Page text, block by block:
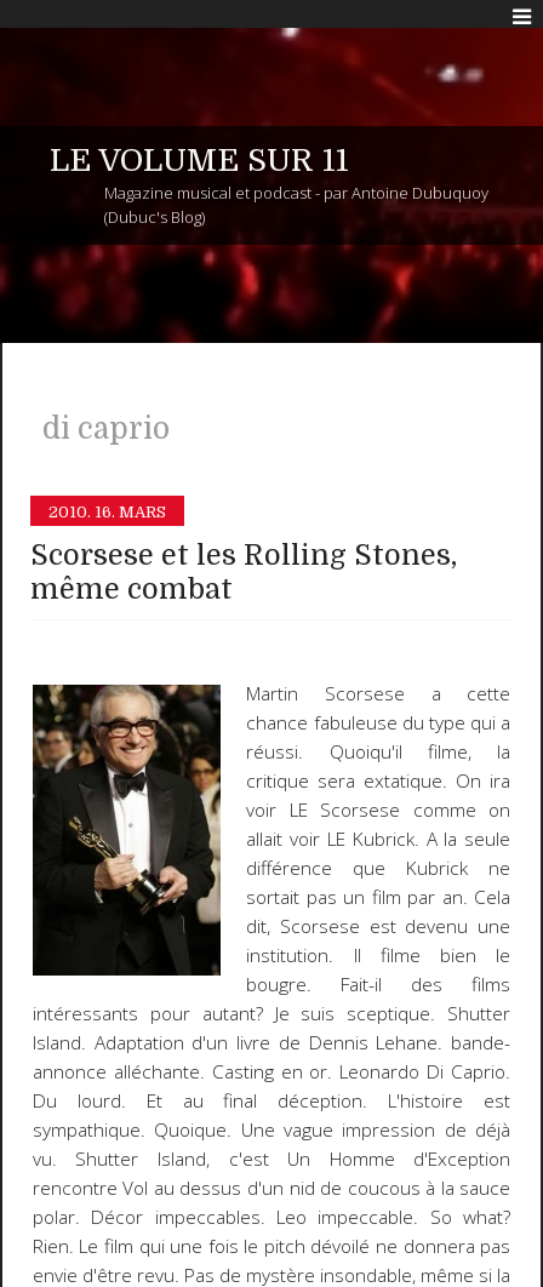
LE VOLUME SUR 11
Magazine musical et podcast - par Antoine Dubuquoy
(Dubuc's Blog)
di caprio
2010. 16. MARS
Scorsese et les Rolling Stones,
même combat
Martin Scorsese a cette
chance fabuleuse du type qui a
réussi. Quoiqu'il filme, la
critique sera extatique. On ira
voir LE Scorsese comme on
allait voir LE Kubrick. A la seule
différence que Kubrick ne
sortait pas un film par an. Cela
dit, Scorsese est devenu une
institution. Il filme bien le
bougre. Fait-il des films
intéressants pour autant? Je suis sceptique. Shutter
Island. Adaptation d'un livre de Dennis Lehane. bande-
annonce alléchante. Casting en or. Leonardo Di Caprio.
Du lourd. Et au final déception. L'histoire est
sympathique. Quoique. Une vague impression de déjà
vu. Shutter Island, c'est Un Homme d'Exception
rencontre Vol au dessus d'un nid de coucous à la sauce
polar. Décor impeccables. Leo impeccable. So what?
Rien. Le film qui une fois le pitch dévoilé ne donnera pas
envie d'être revu. Pas de mystère insondable, même si la